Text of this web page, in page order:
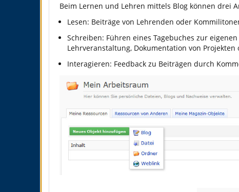
Beim Lernen und Lehren mittels Blog können drei
Lesen: Beiträge von Lehrenden oder
Schreiben: Führen eines Tagebuches zur
Lehrveranstaltung, Dokumentation von Projekten
Interagieren: Feedback zu Beiträgen durch